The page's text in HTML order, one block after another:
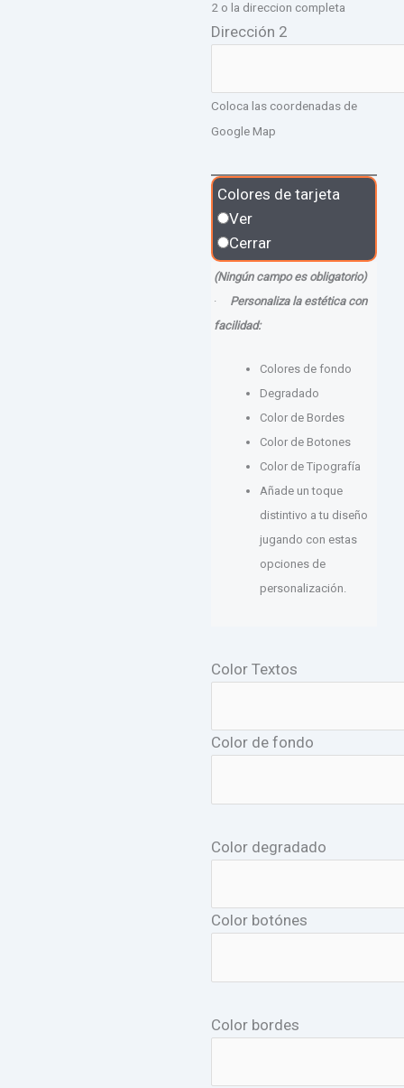
2 o la direccion completa
Dirección 2
Coloca las coordenadas de
Google Map
Colores de tarjeta
Ver
Cerrar
(Ningún campo es obligatorio)
· Personaliza la estética con
facilidad:
Colores de fondo
Degradado
Color de Bordes
Color de Botones
Color de Tipografía
Añade un toque
distintivo a tu diseño
jugando con estas
opciones de
personalización.
Color Textos
Color de fondo
Color degradado
Color botónes
Color bordes